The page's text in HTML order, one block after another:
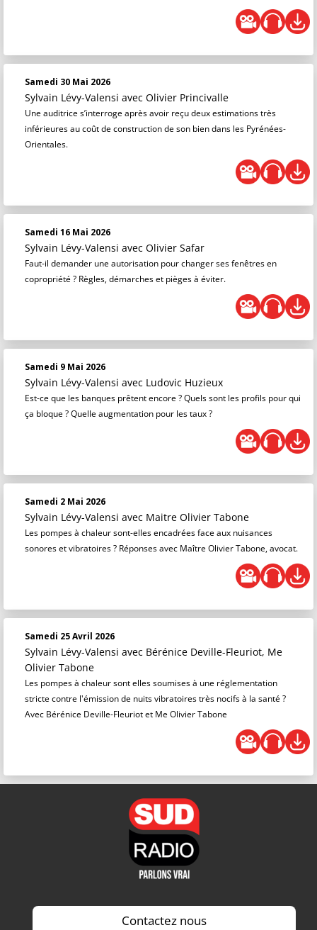
Samedi 30 Mai 2026
Sylvain Lévy-Valensi avec Olivier Princivalle
Une auditrice s’interroge après avoir reçu deux estimations très
inférieures au coût de construction de son bien dans les Pyrénées-
Orientales.
Samedi 16 Mai 2026
Sylvain Lévy-Valensi avec Olivier Safar
Faut-il demander une autorisation pour changer ses fenêtres en
copropriété ? Règles, démarches et pièges à éviter.
Samedi 9 Mai 2026
Sylvain Lévy-Valensi avec Ludovic Huzieux
Est-ce que les banques prêtent encore ? Quels sont les profils pour qui
ça bloque ? Quelle augmentation pour les taux ?
Samedi 2 Mai 2026
Sylvain Lévy-Valensi avec Maitre Olivier Tabone
Les pompes à chaleur sont-elles encadrées face aux nuisances
sonores et vibratoires ? Réponses avec Maître Olivier Tabone, avocat.
Samedi 25 Avril 2026
Sylvain Lévy-Valensi avec Bérénice Deville-Fleuriot, Me
Olivier Tabone
Les pompes à chaleur sont elles soumises à une réglementation
stricte contre l'émission de nuits vibratoires très nocifs à la santé ?
Avec Bérénice Deville-Fleuriot et Me Olivier Tabone
Contactez nous